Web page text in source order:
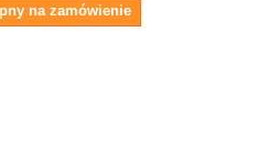
na zamówienie